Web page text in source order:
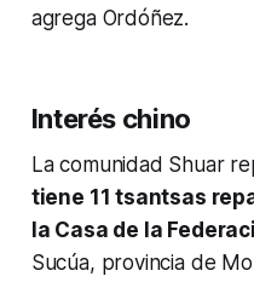
agrega Ordóñez.
Interés chino
La comunidad Shuar
tiene 11 tsantsas
la Casa de la
Sucúa, provincia de